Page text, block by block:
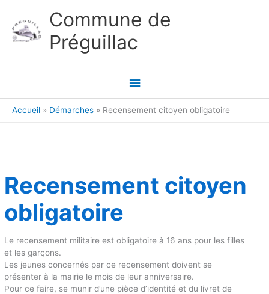
Commune de
Préguillac
Menu
principal
Accueil Démarches Recensement citoyen obligatoire
Recensement citoyen
obligatoire
Le recensement militaire est obligatoire à 16 ans pour les filles
et les garçons.
Les jeunes concernés par ce recensement doivent se
présenter à la mairie le mois de leur anniversaire.
Pour ce faire, se munir d’une pièce d’identité et du livret de